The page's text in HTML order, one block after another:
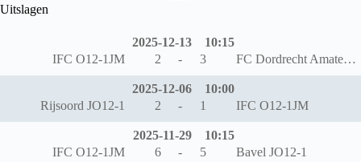
Uitslagen
2025-12-13
10:15
IFC O12-1JM
2 - 3 FC Dordrecht Amateurs JO12-1
2025-12-06
10:00
Rijsoord JO12-1
2 - 1 IFC O12-1JM
2025-11-29
10:15
IFC O12-1JM
6 - 5 Bavel JO12-1